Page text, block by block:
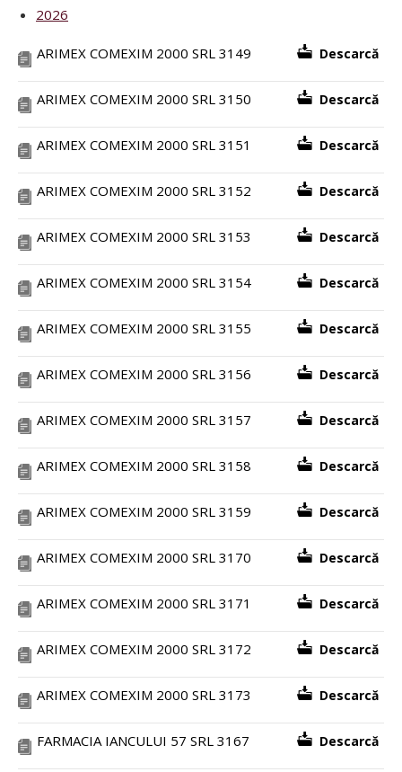
2026
ARIMEX COMEXIM 2000 SRL 3149 Descarcă
ARIMEX COMEXIM 2000 SRL 3150 Descarcă
ARIMEX COMEXIM 2000 SRL 3151 Descarcă
ARIMEX COMEXIM 2000 SRL 3152 Descarcă
ARIMEX COMEXIM 2000 SRL 3153 Descarcă
ARIMEX COMEXIM 2000 SRL 3154 Descarcă
ARIMEX COMEXIM 2000 SRL 3155 Descarcă
ARIMEX COMEXIM 2000 SRL 3156 Descarcă
ARIMEX COMEXIM 2000 SRL 3157 Descarcă
ARIMEX COMEXIM 2000 SRL 3158 Descarcă
ARIMEX COMEXIM 2000 SRL 3159 Descarcă
ARIMEX COMEXIM 2000 SRL 3170 Descarcă
ARIMEX COMEXIM 2000 SRL 3171 Descarcă
ARIMEX COMEXIM 2000 SRL 3172 Descarcă
ARIMEX COMEXIM 2000 SRL 3173 Descarcă
FARMACIA IANCULUI 57 SRL 3167 Descarcă